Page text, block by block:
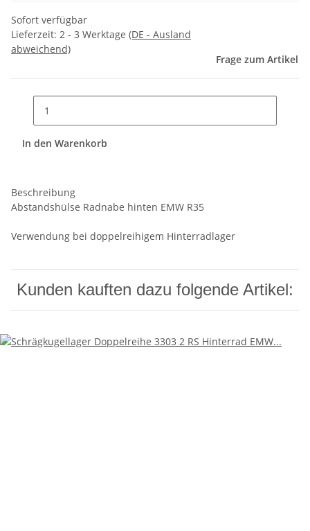
Sofort verfügbar
Lieferzeit: 2 - 3 Werktage (DE - Ausland
abweichend)
Frage zum Artikel
In den Warenkorb
Beschreibung
Abstandshülse Radnabe hinten EMW R35
Verwendung bei doppelreihigem Hinterradlager
Kunden kauften dazu folgende Artikel: